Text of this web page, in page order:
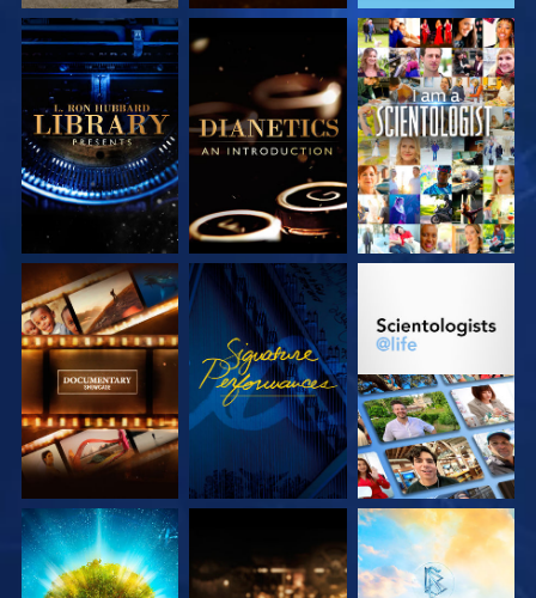
SERIE
ENTDECKEN
ENTDECKEN
ANSEHEN
SERIE
ENTDECKEN
ANSEHEN
SERIE
SERIE
SERIE
SERIE